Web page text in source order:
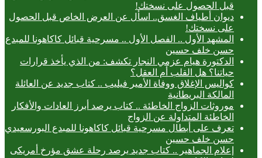
قبل الحصول على نسختك!
ديوان أطياف الغسق.. اسأل عن العرض الخاص قبل الحصول
على نسختك!
المشهد الأول .. الفصل الأول .. مسرحية قبائل كاكاهونا للمبدع
حسن خلف حسين
الدكتورة هيام عزمي النجار تكشف: من الذي يأخذ قرارات
حياتنا؟ هل القلب أم العقل؟
كواليس الإغلاق ووفاة الأمير فيليب .. كتاب جديد عن العائلة
المالكة البريطانية
موروثات الزواج الخاطئة .. كتاب يرصد أبرز العادات والأفكار
الخاطئة المتداولة عن الزواج
تعرف على أبطال مسرحية قبائل كاكاهونا للمبدع البورسعيدي
حسن خلف حسين
إعلام الجماهير .. كتاب جديد يرصد رحلة عشق مؤرخ أمريكى